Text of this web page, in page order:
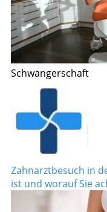
Schwangerschaft
Zahnarztbesuch in
ist und worauf Sie